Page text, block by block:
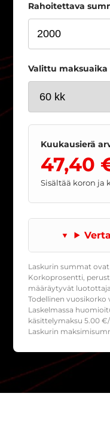
Rahoitettava
Valittu maksuaika
Kuukausierä
47,40
Sisältää koron ja
Laskurin summat
Korkoprosentti,
määräytyvät
Todellinen
Laskelmassa
käsittelymaksu5.00 €/
Laskurin